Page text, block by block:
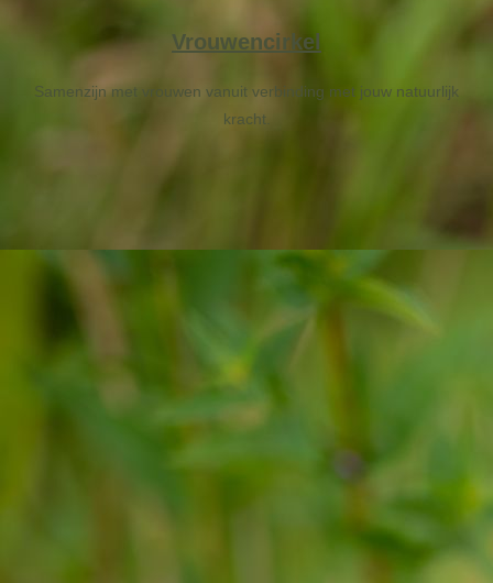
Vrouwencirkel
Samenzijn met vrouwen vanuit verbinding met jouw natuurlijk
kracht.